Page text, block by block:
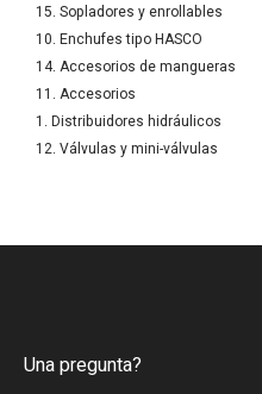
15. Sopladores y enrollables
10. Enchufes tipo HASCO
14. Accesorios de mangueras
11. Accesorios
1. Distribuidores hidráulicos
12. Válvulas y mini-válvulas
Una pregunta?